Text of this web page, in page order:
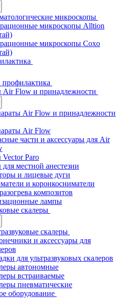
микроскопы
микроскопы Alltion
микроскопы Coxo
профилактика
Air Flow и принадлежности
Air Flow и принадлежности
Air Flow
части и аксессуары для Air
Paro
местной анестезии
и лицевые дуги
и коронкосниматели
композитов
лампы
скалеры
скалеры
и аксессуары для
для ультразвуковых скалеров
автономные
встраиваемые
пневматические
оборудование